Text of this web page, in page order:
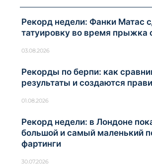
Рекорд недели: Фанки Матас
татуировку во время прыжка
03.08.2026
Рекорды по берпи: как
результаты и создаются
01.08.2026
Рекорд недели: в Лондоне
большой и самый маленький
фартинги
30.07.2026